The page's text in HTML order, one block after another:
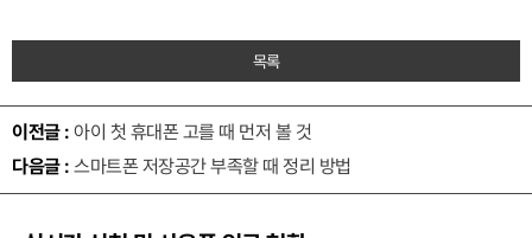
목록
이전글 : 아이 첫 휴대폰 고를 때 먼저 볼 것
다음글 : 스마트폰 저장공간 부족할 때 정리 방법